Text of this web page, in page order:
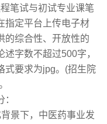
笔试与初试专业课笔
指定平台上传电子材
的综合性、开放性的
字数不超过500字，
式要求为jpg。(招生院
景下，中医药事业发